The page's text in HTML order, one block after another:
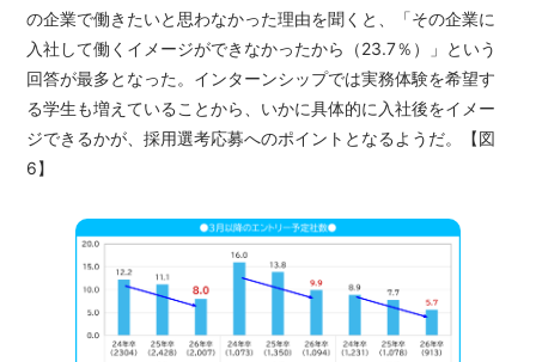
の企業で働きたいと思わなかった理由を聞くと、「その企業に
入社して働くイメージができなかったから（23.7％）」という
回答が最多となった。インターンシップでは実務体験を希望す
る学生も増えていることから、いかに具体的に入社後をイメー
ジできるかが、採用選考応募へのポイントとなるようだ。【図
6】